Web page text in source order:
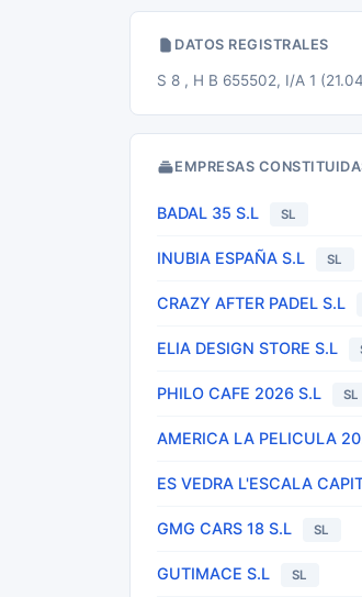
DATOS REGISTRALES
S 8 , H B 655502, I/A 1
EMPRESAS
BADAL 35 S.L SL
INUBIA ESPAÑA S.L SL
CRAZY AFTER PADEL S.L
ELIA DESIGN STORE S.L
PHILO CAFE 2026 S.L SL
AMERICA LA PELICULA
ES VEDRA L'ESCALA
GMG CARS 18 S.L SL
GUTIMACE S.L SL